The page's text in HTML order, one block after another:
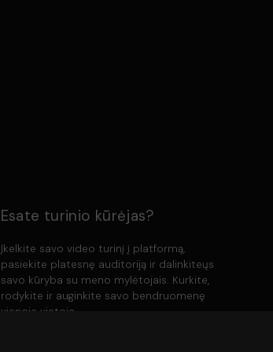
Esate turinio kūrėjas?
Įkelkite savo video turinį į platformą,
pasiekite platesnę auditoriją ir dalinkiteųs
savo kūryba su meno mylėtojais. Kurkite,
rodykite ir auginkite savo bendruomenę
vienoje vietoje.